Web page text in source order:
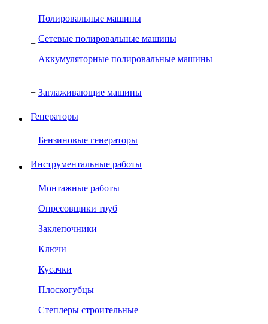
+
Полировальные машины
Сетевые полировальные машины
Аккумуляторные полировальные машины
+ Заглаживающие машины
Генераторы
+ Бензиновые генераторы
Инструментальные работы
Монтажные работы
Опресовщики труб
Заклепочники
Ключи
Кусачки
Плоскогубцы
Степлеры строительные